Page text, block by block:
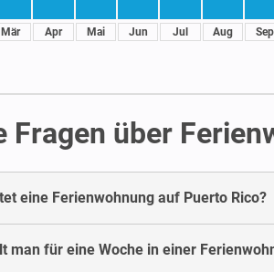
Mär Apr Mai Jun Jul Aug Sep
Fragen über
eine Ferienwohnung auf Puerto Rico?
man für eine Woche in einer